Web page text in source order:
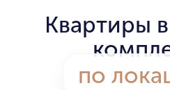
Квартиры
по